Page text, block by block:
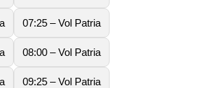
07:25 – Vol Patria
08:00 – Vol Patria
09:25 – Vol Patria